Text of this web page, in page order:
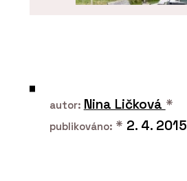
autor: Nina Ličková *
publikováno: * 2. 4. 2015